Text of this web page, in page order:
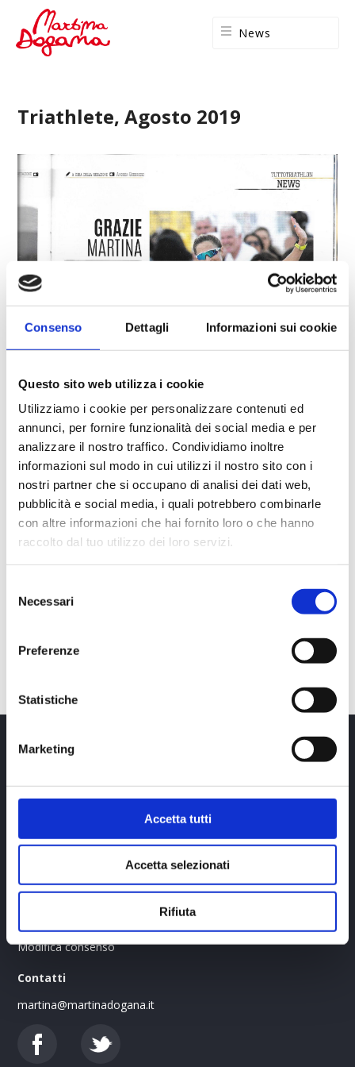
Consenso Dettagli Informazioni sui cookie
Questo sito web utilizza i cookie
Utilizziamo i cookie per personalizzare contenuti ed
annunci, per fornire funzionalità dei social media e per
analizzare il nostro traffico. Condividiamo inoltre
informazioni sul modo in cui utilizzi il nostro sito con i
nostri partner che si occupano di analisi dei dati web,
pubblicità e social media, i quali potrebbero combinarle
con altre informazioni che hai fornito loro o che hanno
raccolto dal tuo utilizzo dei loro servizi.
delNecessari
Preferenze
Statistiche
Marketing
Accetta tutti
Accetta selezionati
Rifiuta
News
Triathlete, Agosto 2019
Martina Dogana
P.IVA: 04001550245
C.F. DGNMTN79D50L551K
Link Utili
Cookie Policy
Modifica consenso
Contatti
martina@martinadogana.it